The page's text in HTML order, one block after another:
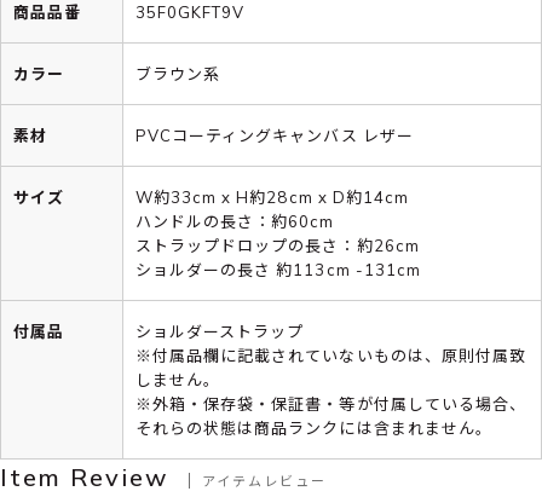
商品品番 35F0GKFT9V
カラー ブラウン系
素材 PVCコーティングキャンバス レザー
サイズ
W約33cm x H約28cm x D約14cm
ハンドルの長さ：約60cm
ストラップドロップの長さ：約26cm
ショルダーの長さ 約113cm -131cm
付属品
ショルダーストラップ
※付属品欄に記載されていないものは、原則付属致
しません。
※外箱・保存袋・保証書・等が付属している場合、
それらの状態は商品ランクには含まれません。
Item Review アイテムレビュー